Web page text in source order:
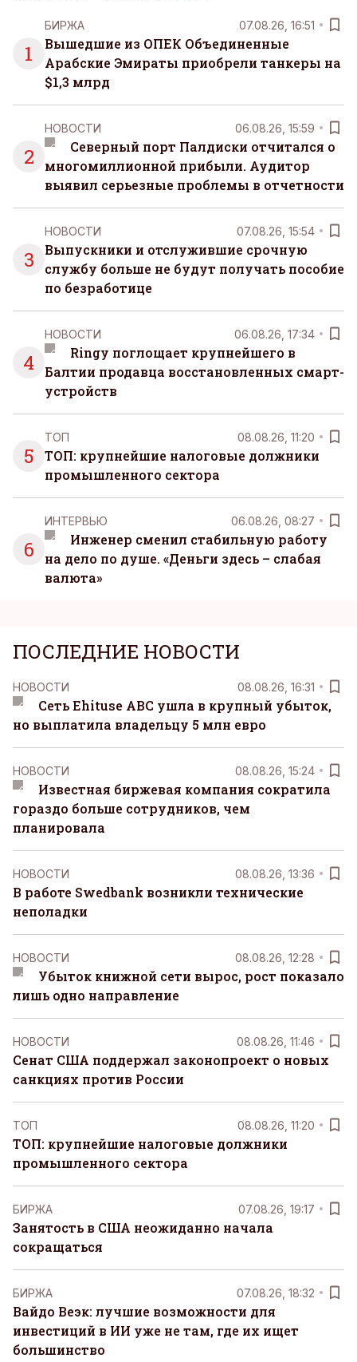
1
БИРЖА 07.08.26, 16:51
Вышедшие из ОПЕК Объединенные
Арабские Эмираты приобрели танкеры на
$1,3 млрд
2
НОВОСТИ 06.08.26, 15:59
Северный порт Палдиски отчитался о
многомиллионной прибыли. Аудитор
выявил серьезные проблемы в отчетности
3
НОВОСТИ 07.08.26, 15:54
Выпускники и отслужившие срочную
службу больше не будут получать пособие
по безработице
4
НОВОСТИ 06.08.26, 17:34
Ringy поглощает крупнейшего в
Балтии продавца восстановленных смарт-
устройств
5
ТОП 08.08.26, 11:20
ТОП: крупнейшие налоговые должники
промышленного сектора
6
ИНТЕРВЬЮ 06.08.26, 08:27
Инженер сменил стабильную работу
на дело по душе. «Деньги здесь – слабая
валюта»
ПОСЛЕДНИЕ НОВОСТИ
НОВОСТИ 08.08.26, 16:31
Сеть Ehituse ABC ушла в крупный убыток,
но выплатила владельцу 5 млн евро
НОВОСТИ 08.08.26, 15:24
Известная биржевая компания сократила
гораздо больше сотрудников, чем
планировала
НОВОСТИ 08.08.26, 13:36
В работе Swedbank возникли технические
неполадки
НОВОСТИ 08.08.26, 12:28
Убыток книжной сети вырос, рост показало
лишь одно направление
НОВОСТИ 08.08.26, 11:46
Сенат США поддержал законопроект о новых
санкциях против России
ТОП 08.08.26, 11:20
ТОП: крупнейшие налоговые должники
промышленного сектора
БИРЖА 07.08.26, 19:17
Занятость в США неожиданно начала
сокращаться
БИРЖА 07.08.26, 18:32
Вайдо Веэк: лучшие возможности для
инвестиций в ИИ уже не там, где их ищет
большинство